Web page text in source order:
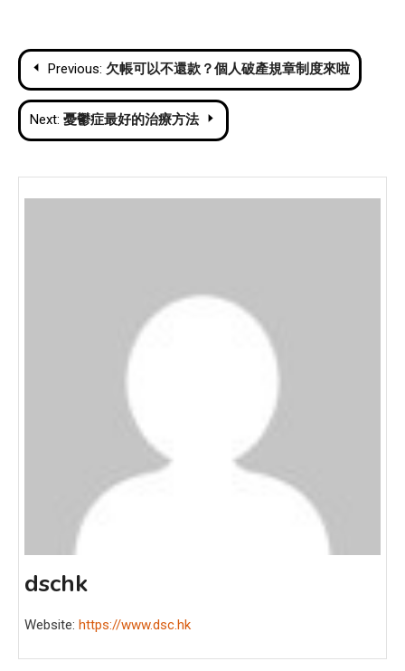
Post
navigation
Previous: 欠帳可以不還款？個人破產規章制度來啦
Next: 憂鬱症最好的治療方法
dschk
Website: https://www.dsc.hk